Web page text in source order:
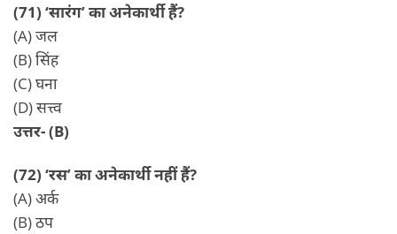
(71) ‘सारंग’ का अनेकार्थी हैं?
(A) जल
(B) सिंह
(C) घना
(D) सत्त्व
उत्तर- (B)
(72) ‘रस’ का अनेकार्थी नहीं हैं?
(A) अर्क
(B) ठप